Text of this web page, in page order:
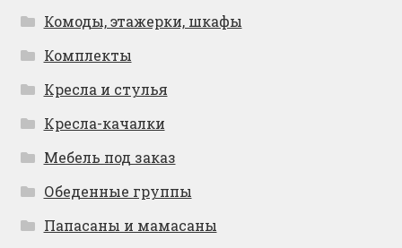
Комоды, этажерки, шкафы
Комплекты
Кресла и стулья
Кресла-качалки
Мебель под заказ
Обеденные группы
Папасаны и мамасаны